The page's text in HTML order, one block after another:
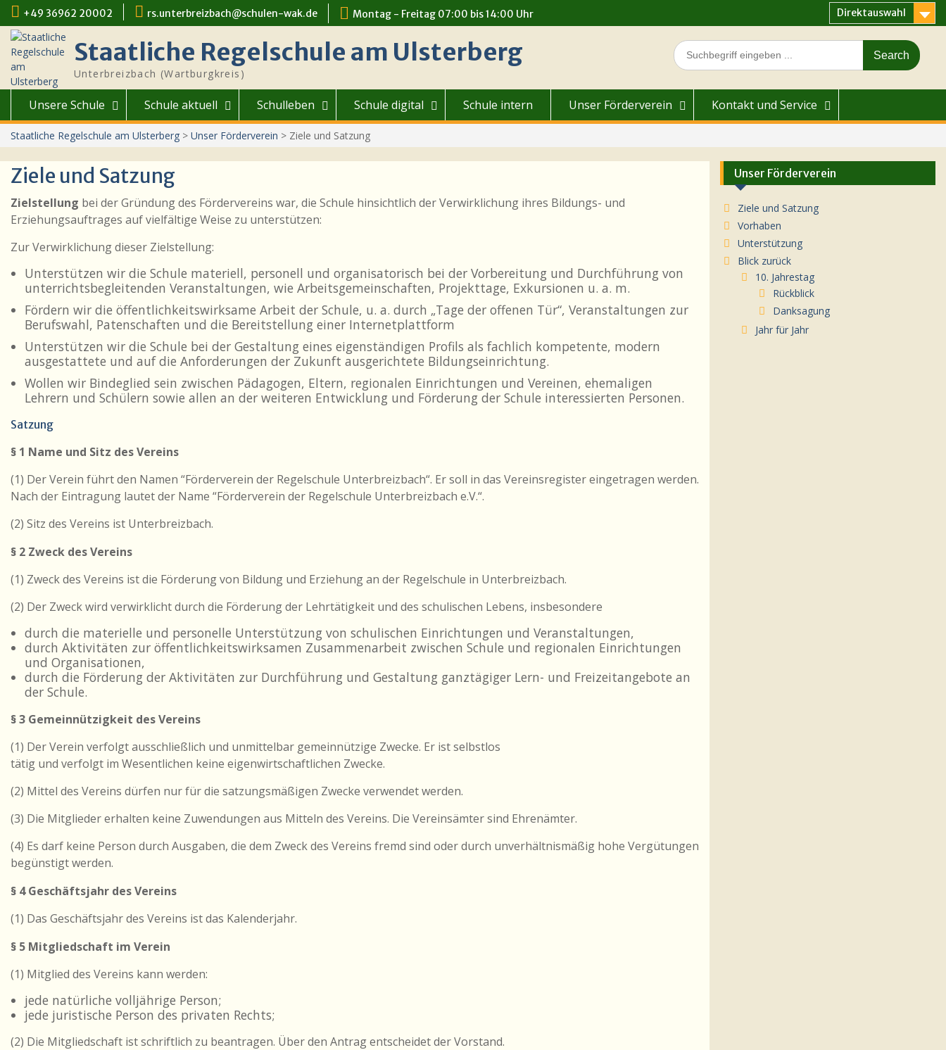
Skip
content
+49 36962 20002 rs.unterbreizbach@schulen-wak.de Montag - Freitag 07:00 bis 14:00 Uhr Direktauswahl
Staatliche Regelschule am Ulsterberg
Unterbreizbach (Wartburgkreis)
Search
for:
Unsere Schule Schule aktuell Schulleben Schule digital Schule intern Unser Förderverein Kontakt und Service
Staatliche Regelschule am Ulsterberg > Unser Förderverein > Ziele und Satzung
Ziele und Satzung
Zielstellung bei der Gründung des Fördervereins war, die Schule hinsichtlich der Verwirklichung ihres Bildungs- und
Erziehungsauftrages auf vielfältige Weise zu unterstützen:
Zur Verwirklichung dieser Zielstellung:
Unterstützen wir die Schule materiell, personell und organisatorisch bei der Vorbereitung und Durchführung von
unterrichtsbegleitenden Veranstaltungen, wie Arbeitsgemeinschaften, Projekttage, Exkursionen u. a. m.
Fördern wir die öffentlichkeitswirksame Arbeit der Schule, u. a. durch „Tage der offenen Tür“, Veran­staltungen zur
Berufswahl, Patenschaften und die Bereitstellung einer Internetplattform
Unterstützen wir die Schule bei der Gestaltung eines eigenständigen Profils als fachlich kompetente, modern
ausgestattete und auf die Anforderungen der Zukunft ausgerichtete Bildungseinrichtung.
Wollen wir Bindeglied sein zwischen Pädagogen, Eltern, regionalen Einrichtungen und Vereinen, ehemaligen
Lehrern und Schülern sowie allen an der weiteren Entwicklung und Förderung der Schule interessierten Personen.
Satzung
§ 1 Name und Sitz des Vereins
(1) Der Verein führt den Namen “Förderverein der Regelschule Unterbreizbach“. Er soll in das Vereinsregister eingetragen werden.
Nach der Eintragung lautet der Name “Förderverein der Regelschule Unterbreizbach e.V.“.
(2) Sitz des Vereins ist Unterbreizbach.
§ 2 Zweck des Vereins
(1) Zweck des Vereins ist die Förderung von Bildung und Erziehung an der Regelschule in Unterbreizbach.
(2) Der Zweck wird verwirklicht durch die Förderung der Lehrtätigkeit und des schulischen Lebens, insbesondere
durch die materielle und personelle Unterstützung von schulischen Einrichtungen und Veranstaltungen,
durch Aktivitäten zur öffentlichkeitswirksamen Zusammenarbeit zwischen Schule und regionalen Einrichtungen
und Organisationen,
durch die Förderung der Aktivitäten zur Durchführung und Gestaltung ganztägiger Lern- und Freizeitangebote an
der Schule.
§ 3 Gemeinnützigkeit des Vereins
(1) Der Verein verfolgt ausschließlich und unmittelbar gemeinnützige Zwecke. Er ist selbstlos
tätig und verfolgt im Wesentlichen keine eigenwirtschaftlichen Zwecke.
(2) Mittel des Vereins dürfen nur für die satzungsmäßigen Zwecke verwendet werden.
(3) Die Mitglieder erhalten keine Zuwendungen aus Mitteln des Vereins. Die Vereinsämter sind Ehrenämter.
(4) Es darf keine Person durch Ausgaben, die dem Zweck des Vereins fremd sind oder durch unverhältnismäßig hohe Vergütungen
begünstigt werden.
§ 4 Geschäftsjahr des Vereins
(1) Das Geschäftsjahr des Vereins ist das Kalenderjahr.
§ 5 Mitgliedschaft im Verein
(1) Mitglied des Vereins kann werden:
jede natürliche volljährige Person;
jede juristische Person des privaten Rechts;
(2) Die Mitgliedschaft ist schriftlich zu beantragen. Über den Antrag entscheidet der Vorstand.
Unser Förderverein
Ziele und Satzung
Vorhaben
Unterstützung
Blick zurück
10. Jahrestag
Rückblick
Danksagung
Jahr für Jahr